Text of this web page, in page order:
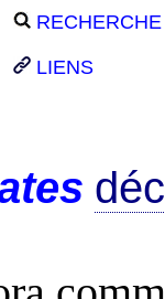
RECHERCHE
LIENS